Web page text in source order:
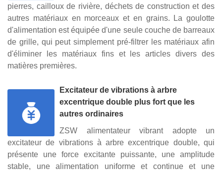
pierres, cailloux de rivière, déchets de construction et des
autres matériaux en morceaux et en grains. La goulotte
d'alimentation est équipée d'une seule couche de barreaux
de grille, qui peut simplement pré-filtrer les matériaux afin
d'éliminer les matériaux fins et les articles divers des
matières premières.
Excitateur de vibrations à arbre
excentrique double plus fort que les
autres ordinaires
ZSW alimentateur vibrant adopte un
excitateur de vibrations à arbre excentrique double, qui
présente une force excitante puissante, une amplitude
stable, une alimentation uniforme et continue et une